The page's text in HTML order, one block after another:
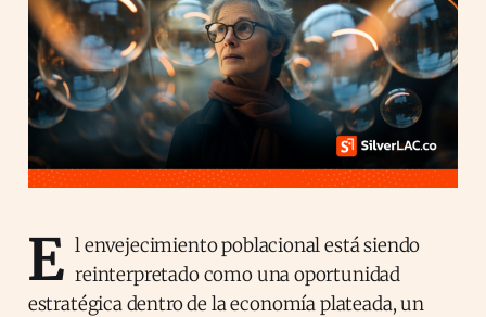
E l envejecimiento poblacional está siendo
reinterpretado como una oportunidad
estratégica dentro de la economía plateada, un